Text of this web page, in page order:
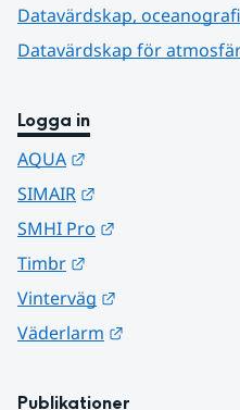
Datavärdskap,
Datavärdskap för
Logga in
AQUA
SIMAIR
SMHI Pro
Timbr
Vinterväg
Väderlarm
Publikationer